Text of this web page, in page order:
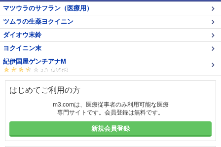
マツウラのサフラン（医療用）
ツムラの生薬ヨクイニン
ダイオウ末鈴
ヨクイニン末
紀伊国屋ゲンチアナM
はじめてご利用の方
m3.comは、医療従事者のみ利用可能な医療
専門サイトです。会員登録は無料です。
新規会員登録